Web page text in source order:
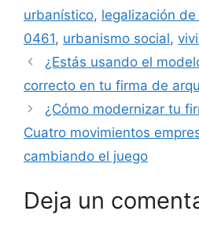
urbanístico, legalización
0461, urbanismo social,
¿Estás usando el
correcto en tu firma de
¿Cómo modernizar tu
Cuatro movimientos
cambiando el juego
Deja un